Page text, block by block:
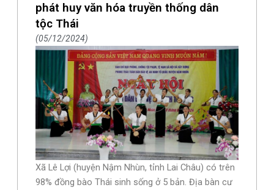
phát huy văn hóa truyền thống dân
tộc Thái
05/12/2024
Xã Lê Lợi (huyện Nậm Nhùn, tỉnh Lai Châu) có trên
98% đồng bào Thái sinh sống ở 5 bản. Địa bàn cư